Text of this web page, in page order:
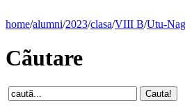
home/alumni/2023/clasa/VIII B/Utu-
Cãutare